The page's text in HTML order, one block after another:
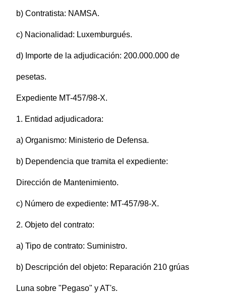
b) Contratista: NAMSA.
c) Nacionalidad: Luxemburgués.
d) Importe de la adjudicación: 200.000.000 de
pesetas.
Expediente MT-457/98-X.
1. Entidad adjudicadora:
a) Organismo: Ministerio de Defensa.
b) Dependencia que tramita el expediente:
Dirección de Mantenimiento.
c) Número de expediente: MT-457/98-X.
2. Objeto del contrato:
a) Tipo de contrato: Suministro.
b) Descripción del objeto: Reparación 210 grúas
Luna sobre "Pegaso" y AT's.